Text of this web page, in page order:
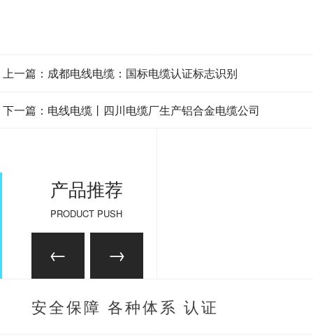
上一篇：成都电线电缆：国标电缆认证标志识别
下一篇：电线电缆丨四川电缆厂生产铝合金电缆公司
产品推荐
PRODUCT PUSH
安全保障 各种体系 认证